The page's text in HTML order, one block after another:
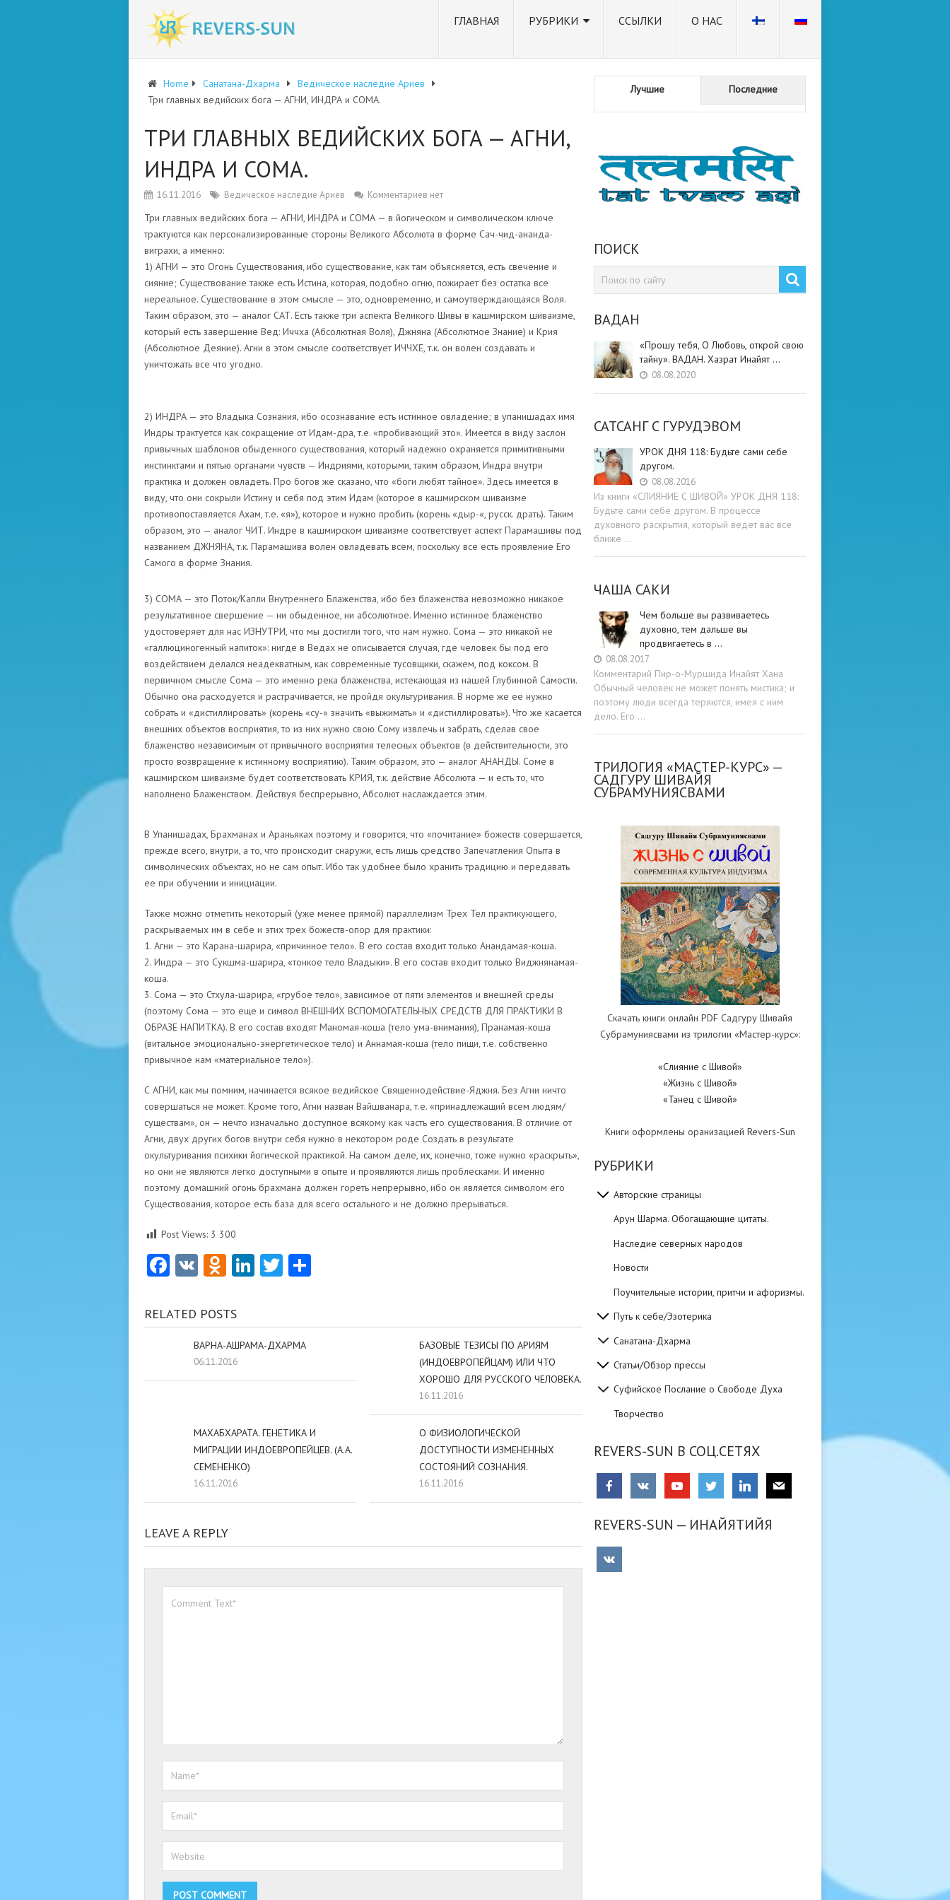
ГЛАВНАЯ РУБРИКИ ССЫЛКИ О НАС
Home Санатана-Дхарма
Ведическое наследие Ариев
Три главных ведийских бога — АГНИ, ИНДРА и СОМА.
ТРИ ГЛАВНЫХ ВЕДИЙСКИХ БОГА — АГНИ,
ИНДРА И СОМА.
16.11.2016 Ведическое наследие Ариев Комментариев нет
Три главных ведийских бога — АГНИ, ИНДРА и СОМА — в йогическом и символическом ключе
трактуются как персонализированные стороны Великого Абсолюта в форме Сач-чид-ананда-
виграхи, а именно:
1) АГНИ — это Огонь Существования, ибо существование, как там объясняется, есть свечение и
сияние; Существование также есть Истина, которая, подобно огню, пожирает без остатка все
нереальное. Существование в этом смысле — это, одновременно, и самоутверждающаяся Воля.
Таким образом, это — аналог САТ. Есть также три аспекта Великого Шивы в кашмирском шиваизме,
который есть завершение Вед: Иччха (Абсолютная Воля), Джняна (Абсолютное Знание) и Крия
(Абсолютное Деяние). Агни в этом смысле соответствует ИЧЧХЕ, т.к. он волен создавать и
уничтожать все что угодно.
2) ИНДРА — это Владыка Сознания, ибо осознавание есть истинное овладение; в упанишадах имя
Индры трактуется как сокращение от Идам-дра, т.е. «пробивающий это». Имеется в виду заслон
привычных шаблонов обыденного существования, который надежно охраняется примитивными
инстинктами и пятью органами чувств — Индриями, которыми, таким образом, Индра внутри
практика и должен овладеть. Про богов же сказано, что «боги любят тайное». Здесь имеется в
виду, что они сокрыли Истину и себя под этим Идам (которое в кашмирском шиваизме
противопоставляется Ахам, т.е. «я»), которое и нужно пробить (корень «дыр-«, русск. драть). Таким
образом, это — аналог ЧИТ. Индре в кашмирском шиваизме соответствует аспект Парамашивы под
названием ДЖНЯНА, т.к. Парамашива волен овладевать всем, поскольку все есть проявление Его
Самого в форме Знания.
3) СОМА — это Поток/Капли Внутреннего Блаженства, ибо без блаженства невозможно никакое
результативное свершение — ни обыденное, ни абсолютное. Именно истинное блаженство
удостоверяет для нас ИЗНУТРИ, что мы достигли того, что нам нужно. Сома — это никакой не
«галлюциногенный напиток»: нигде в Ведах не описывается случая, где человек бы под его
воздействием делался неадекватным, как современные тусовщики, скажем, под коксом. В
первичном смысле Сома — это именно река блаженства, истекающая из нашей Глубинной Самости.
Обычно она расходуется и растрачивается, не пройдя окультуривания. В норме же ее нужно
собрать и «дистиллировать» (корень «су-» значить «выжимать» и «дистиллировать»). Что же касается
внешних объектов восприятия, то из них нужно свою Сому извлечь и забрать, сделав свое
блаженство независимым от привычного восприятия телесных объектов (в действительности, это
просто возвращение к истинному восприятию). Таким образом, это — аналог АНАНДЫ. Соме в
кашмирском шиваизме будет соответствовать КРИЯ, т.к. действие Абсолюта — и есть то, что
наполнено Блаженством. Действуя беспрерывно, Абсолют наслаждается этим.
В Упанишадах, Брахманах и Араньяках поэтому и говорится, что «почитание» божеств совершается,
прежде всего, внутри, а то, что происходит снаружи, есть лишь средство Запечатления Опыта в
символических объектах, но не сам опыт. Ибо так удобнее было хранить традицию и передавать
ее при обучении и инициации.
Также можно отметить некоторый (уже менее прямой) параллелизм Трех Тел практикующего,
раскрываемых им в себе и этих трех божеств-опор для практики:
1. Агни — это Карана-шарира, «причинное тело». В его состав входит только Анандамая-коша.
2. Индра — это Сукшма-шарира, «тонкое тело Владыки». В его состав входит только Виджнянамая-
коша.
3. Сома — это Стхула-шарира, «грубое тело», зависимое от пяти элементов и внешней среды
(поэтому Сома — это еще и символ ВНЕШНИХ ВСПОМОГАТЕЛЬНЫХ СРЕДСТВ ДЛЯ ПРАКТИКИ В
ОБРАЗЕ НАПИТКА). В его состав входят Маномая-коша (тело ума-внимания), Пранамая-коша
(витальное эмоционально-энергетическое тело) и Аннамая-коша (тело пищи, т.е. собственно
привычное нам «материальное тело»).
С АГНИ, как мы помним, начинается всякое ведийское Священнодействие-Яджня. Без Агни ничто
совершаться не может. Кроме того, Агни назван Вайшванара, т.е. «принадлежащий всем людям/
существам», он — нечто изначально доступное всякому как часть его существования. В отличие от
Агни, двух других богов внутри себя нужно в некотором роде Создать в результате
окультуривания психики йогической практикой. На самом деле, их, конечно, тоже нужно «раскрыть»,
но они не являются легко доступными в опыте и проявляются лишь проблесками. И именно
поэтому домашний огонь брахмана должен гореть непрерывно, ибо он является символом его
Существования, которое есть база для всего остального и не должно прерываться.
Post Views: 3 300
Facebook
VKOdnoklassniki
LinkedIn
TwitterОтправить
RELATED POSTS
ВАРНА-АШРАМА-ДХАРМА
06.11.2016
БАЗОВЫЕ ТЕЗИСЫ ПО АРИЯМ
(ИНДОЕВРОПЕЙЦАМ) ИЛИ ЧТО
ХОРОШО ДЛЯ РУССКОГО ЧЕЛОВЕКА.
16.11.2016
МАХАБХАРАТА. ГЕНЕТИКА И
МИГРАЦИИ ИНДОЕВРОПЕЙЦЕВ. (А.А.
СЕМЕНЕНКО)
16.11.2016
О ФИЗИОЛОГИЧЕСКОЙ
ДОСТУПНОСТИ ИЗМЕНЕННЫХ
СОСТОЯНИЙ СОЗНАНИЯ.
16.11.2016
LEAVE A REPLY
Лучшие Последние
ПОИСК
ВАДАН
«Прошу тебя, О Любовь, открой свою
тайну». ВАДАН. Хазрат Инайят …
08.08.2020
САТСАНГ C ГУРУДЭВОМ
УРОК ДНЯ 118: Будьте cами cебе
другом.
08.08.2016
Из книги «СЛИЯНИЕ С ШИВОЙ» УРОК ДНЯ 118:
Будьте cами cебе другом. В процессе
духовного раскрытия, который ведет вас все
ближе …
ЧАША САКИ
Чем больше вы развиваетесь
духовно, тем дальше вы
продвигаетесь в …
08.08.2017
Комментарий Пир-о-Муршида Инайят Хана
Обычный человек не может понять мистика; и
поэтому люди всегда теряются, имея с ним
дело. Его …
ТРИЛОГИЯ «МАСТЕР-КУРС» —
САДГУРУ ШИВАЙЯ
СУБРАМУНИЯСВАМИ
Скачать книги онлайн PDF Садгуру Шивайя
Субрамуниясвами из трилогии «Мастер-курс»:
«Слияние с Шивой»
«Жизнь с Шивой»
«Танец с Шивой»
Книги оформлены оранизацией Revers-Sun
РУБРИКИ
Авторские страницы
Арун Шарма. Обогащающие цитаты.
Наследие северных народов
Новости
Поучительные истории, притчи и афоризмы.
Путь к себе/Эзотерика
Санатана-Дхарма
Статьи/Обзор прессы
Суфийское Послание о Свободе Духа
Творчество
REVERS-SUN В СОЦ.СЕТЯХ
REVERS-SUN — ИНАЙЯТИЙЯ